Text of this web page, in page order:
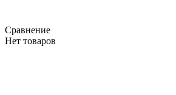
Сравнение
Нет товаров